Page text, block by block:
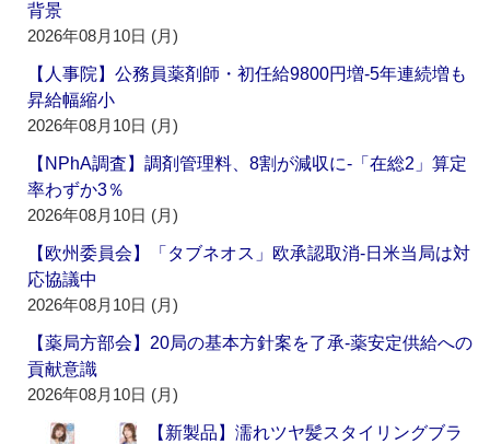
背景
2026年08月10日 (月)
【人事院】公務員薬剤師・初任給9800円増‐5年連続増も
昇給幅縮小
2026年08月10日 (月)
【NPhA調査】調剤管理料、8割が減収に‐「在総2」算定
率わずか3％
2026年08月10日 (月)
【欧州委員会】「タブネオス」欧承認取消‐日米当局は対
応協議中
2026年08月10日 (月)
【薬局方部会】20局の基本方針案を了承‐薬安定供給への
貢献意識
2026年08月10日 (月)
【新製品】濡れツヤ髪スタイリングブラ